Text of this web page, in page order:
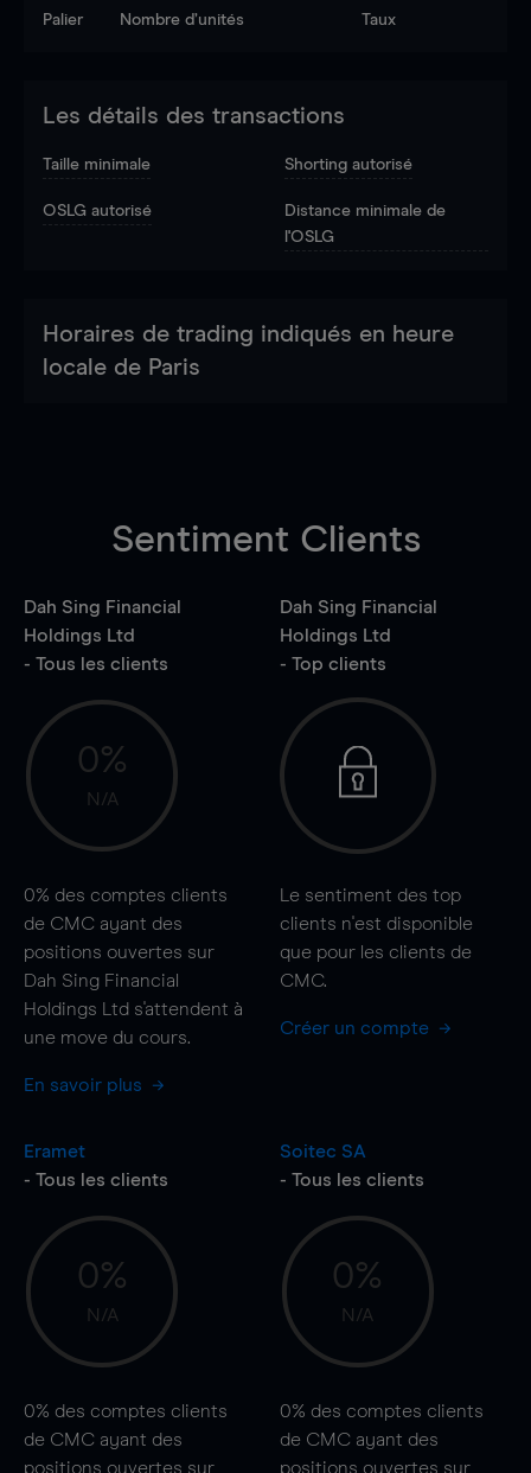
Palier Nombre d’unités Taux
Les détails des transactions
Taille minimale Shorting autorisé
OSLG autorisé
Distance minimale de
l'OSLG
Horaires de trading indiqués en heure
locale de Paris
Sentiment Clients
Dah Sing Financial
Holdings Ltd
- Tous les clients
0%
N/A
0% des comptes clients
de CMC ayant des
positions ouvertes sur
Dah Sing Financial
Holdings Ltd s'attendent à
une move du cours.
En savoir plus
Dah Sing Financial
Holdings Ltd
- Top clients
Le sentiment des top
clients n'est disponible
que pour les clients de
CMC.
Créer un compte
Eramet
- Tous les clients
0%
N/A
0% des comptes clients
de CMC ayant des
positions ouvertes sur
Soitec SA
- Tous les clients
0%
N/A
0% des comptes clients
de CMC ayant des
positions ouvertes sur